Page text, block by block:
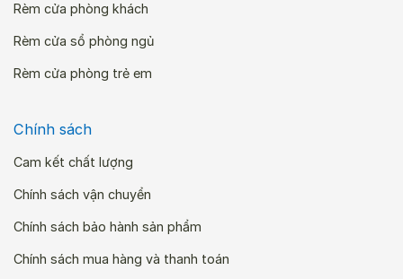
Rèm cửa phòng khách
Rèm cửa sổ phòng ngủ
Rèm cửa phòng trẻ em
Chính sách
Cam kết chất lượng
Chính sách vận chuyển
Chính sách bảo hành sản phẩm
Chính sách mua hàng và thanh toán